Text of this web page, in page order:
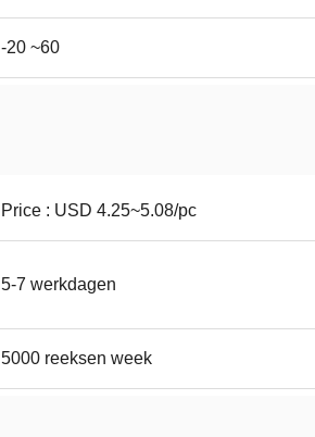
-20 ~60
Price : USD 4.25~5.08/pc
5-7 werkdagen
5000 reeksen week